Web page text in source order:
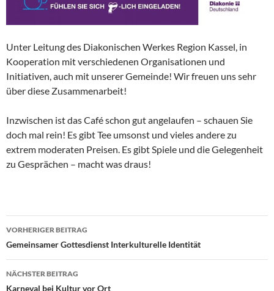
Unter Leitung des Diakonischen Werkes Region Kassel, in
Kooperation mit verschiedenen Organisationen und
Initiativen, auch mit unserer Gemeinde! Wir freuen uns sehr
über diese Zusammenarbeit!
Inzwischen ist das Café schon gut angelaufen – schauen Sie
doch mal rein! Es gibt Tee umsonst und vieles andere zu
extrem moderaten Preisen. Es gibt Spiele und die Gelegenheit
zu Gesprächen – macht was draus!
Beitragsnavigation
VORHERIGER BEITRAG
Gemeinsamer Gottesdienst Interkulturelle Identität
NÄCHSTER BEITRAG
Karneval bei Kultur vor Ort